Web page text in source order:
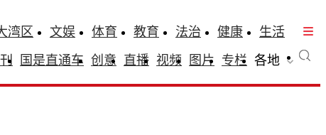
湾区 文娱 体育 教育 法治 健康
生活
国是直通车 创意 直播 视频 图片 专栏 各地